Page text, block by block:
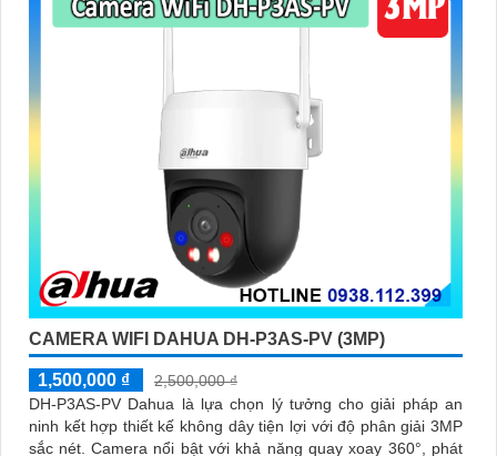
CAMERA WIFI DAHUA DH-P3AS-PV (3MP)
1,500,000 ₫
2,500,000 ₫
DH-P3AS-PV Dahua là lựa chọn lý tưởng cho giải pháp an
ninh kết hợp thiết kế không dây tiện lợi với độ phân giải 3MP
sắc nét. Camera nổi bật với khả năng quay xoay 360°, phát